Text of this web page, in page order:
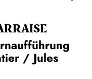
/ Jules